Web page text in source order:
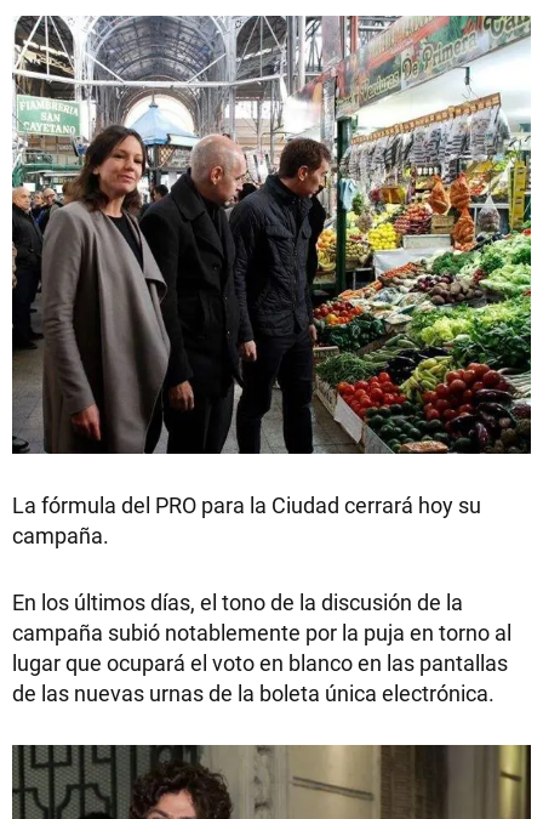
La fórmula del PRO para la Ciudad cerrará hoy su
campaña.
En los últimos días, el tono de la discusión de la
campaña subió notablemente por la puja en torno al
lugar que ocupará el voto en blanco en las pantallas
de las nuevas urnas de la boleta única electrónica.